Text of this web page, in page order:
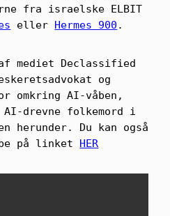
fra israelske ELBIT
eller Hermes 900 .
mediet Declassified
og
omkring AI-våben,
AI-drevne folkemord i
herunder. Du kan også
på linket
HER